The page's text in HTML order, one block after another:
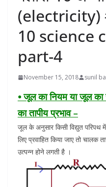
(electricity)
10 science
part-4
November 15, 2018 sunil
⦁ जूल का नियम या जूल का
का तापीय प्रभाव –
जूल के अनुसार किसी विद्युत परिपथ
लिए प्रवाहित किया जाए तो चालक
उत्पन्न होने लगती है ।